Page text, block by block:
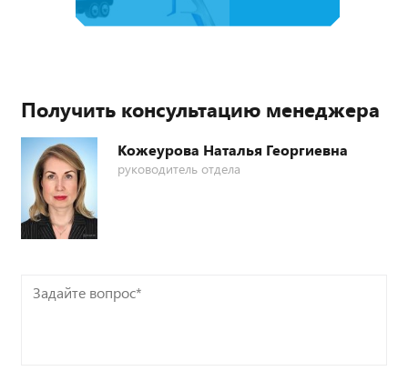
Получить консультацию менеджера
Кожеурова Наталья Георгиевна
руководитель отдела
Задайте
вопрос*